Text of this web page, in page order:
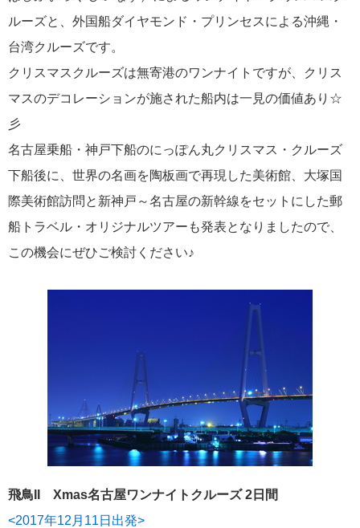
ルーズと、外国船ダイヤモンド・プリンセスによる沖縄・
台湾クルーズです。
クリスマスクルーズは無寄港のワンナイトですが、クリス
マスのデコレーションが施された船内は一見の価値あり☆
彡
名古屋乗船・神戸下船のにっぽん丸クリスマス・クルーズ
下船後に、世界の名画を陶板画で再現した美術館、大塚国
際美術館訪問と新神戸～名古屋の新幹線をセットにした郵
船トラベル・オリジナルツアーも発表となりましたので、
この機会にぜひご検討ください♪
飛鳥II Xmas名古屋ワンナイトクルーズ 2日間
<2017年12月11日出発>
2026年02月16日
飛鳥II 2027年オセアニアグランドクルーズ発表！
2026年02月04日
飛鳥II 小山薫堂×飛鳥II～洋上の大人の文化祭～本日発売です
ねずみ君のつぶやき♪
飛鳥II 2018年世界一周クルーズ